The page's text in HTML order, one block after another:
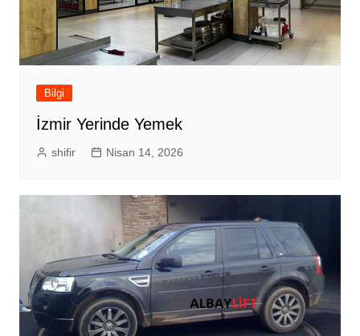
Bilgi
İzmir Yerinde Yemek
shifir Nisan 14, 2026